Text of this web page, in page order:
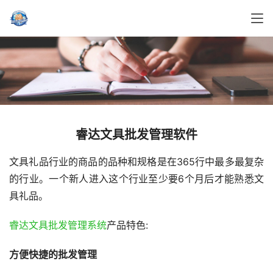
睿达文具批发管理软件
文具礼品行业的商品的品种和规格是在365行中最多最复杂
的行业。一个新人进入这个行业至少要6个月后才能熟悉文
具礼品。
睿达文具批发管理系统产品特色:
方便快捷的批发管理